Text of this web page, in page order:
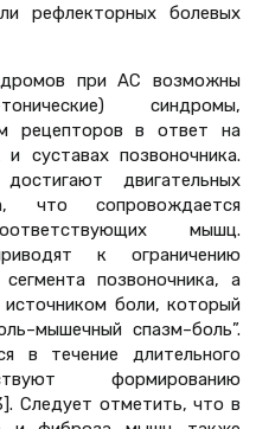
рефлекторных болевых
при АС возможны
синдромы,
рецепторов в ответ на
суставах позвоночника.
двигательных
что сопровождается
мышц.
к ограничению
позвоночника, а
боли, который
спазм–боль”.
в течение длительного
формированию
Следует отметить, что в